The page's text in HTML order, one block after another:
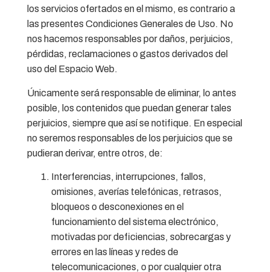
los servicios ofertados en el mismo, es contrario a
las presentes Condiciones Generales de Uso. No
nos hacemos responsables por daños, perjuicios,
pérdidas, reclamaciones o gastos derivados del
uso del Espacio Web.
Únicamente será responsable de eliminar, lo antes
posible, los contenidos que puedan generar tales
perjuicios, siempre que así se notifique. En especial
no seremos responsables de los perjuicios que se
pudieran derivar, entre otros, de:
Interferencias, interrupciones, fallos,
omisiones, averías telefónicas, retrasos,
bloqueos o desconexiones en el
funcionamiento del sistema electrónico,
motivadas por deficiencias, sobrecargas y
errores en las líneas y redes de
telecomunicaciones, o por cualquier otra